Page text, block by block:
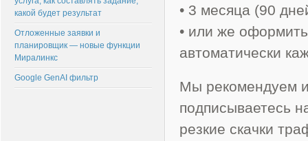
• 3 месяца (90
• или же
автоматически
Мы рекомендуем
подписываетесь
резкие скачки
какой будет результат
Отложенные заявки и
планировщик — новые функции
Миралинкс
Google GenAI фильтр